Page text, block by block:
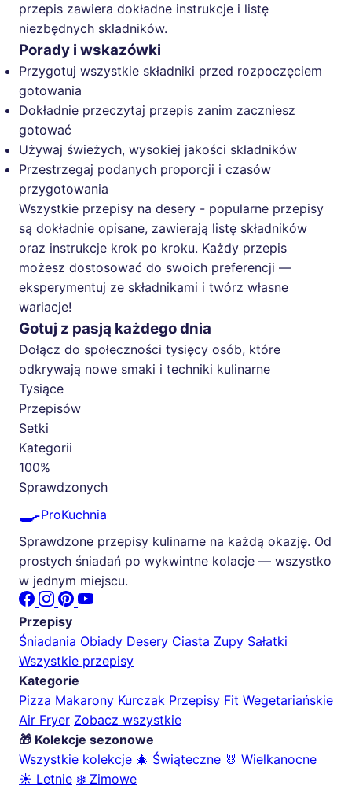
przepis zawiera dokładne instrukcje i listę
niezbędnych składników.
Porady i wskazówki
Przygotuj wszystkie składniki przed rozpoczęciem
gotowania
Dokładnie przeczytaj przepis zanim zaczniesz
gotować
Używaj świeżych, wysokiej jakości składników
Przestrzegaj podanych proporcji i czasów
przygotowania
Wszystkie przepisy na desery - popularne przepisy
są dokładnie opisane, zawierają listę składników
oraz instrukcje krok po kroku. Każdy przepis
możesz dostosować do swoich preferencji —
eksperymentuj ze składnikami i twórz własne
wariacje!
Gotuj z pasją każdego dnia
Dołącz do społeczności tysięcy osób, które
odkrywają nowe smaki i techniki kulinarne
Tysiące
Przepisów
Setki
Kategorii
100%
Sprawdzonych
🍳ProKuchnia
Sprawdzone przepisy kulinarne na każdą okazję. Od
prostych śniadań po wykwintne kolacje — wszystko
w jednym miejscu.
Przepisy
Śniadania Obiady Desery Ciasta Zupy Sałatki
Wszystkie przepisy
Kategorie
Pizza Makarony Kurczak Przepisy Fit Wegetariańskie
Air Fryer Zobacz wszystkie
🎁 Kolekcje sezonowe
Wszystkie kolekcje 🎄 Świąteczne 🐰 Wielkanocne
☀️ Letnie ❄️ Zimowe